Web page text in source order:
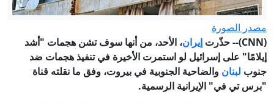
"تعاملوا مع شقيقي بعنف".. اتهامات
والطيبي يهاجم: "حملة عنصرية وفاشية..
واطالب الإدراة بموقف واضح وداعم
مصدر الصورة
(CNN)-- حذّرت
إيران، الأحد، من أنها سوف تشن هجمات "أشد
إيلامًا" على إسرائيل لو استمرت الأخيرة في تنفيذ هجمات ضد
جنوب لبنان والضاحية الجنوبية في بيروت، وفق ما نقلته قناة
"برس تي في" الإيرانية الرسمية.